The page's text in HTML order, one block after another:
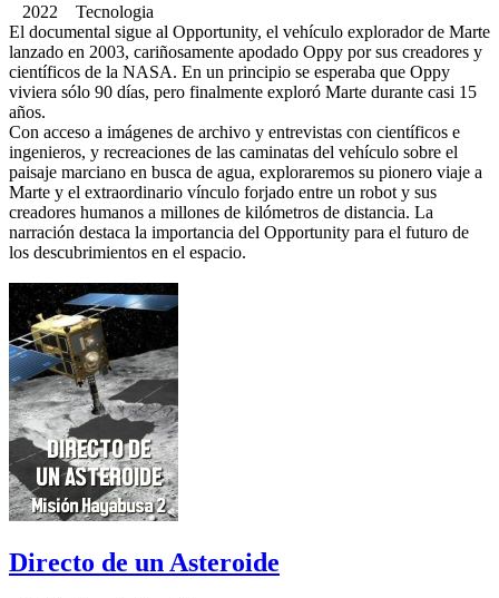
2022 Tecnologia
El documental sigue al Opportunity, el vehículo explorador de Marte
lanzado en 2003, cariñosamente apodado Oppy por sus creadores y
científicos de la NASA. En un principio se esperaba que Oppy
viviera sólo 90 días, pero finalmente exploró Marte durante casi 15
años.
Con acceso a imágenes de archivo y entrevistas con científicos e
ingenieros, y recreaciones de las caminatas del vehículo sobre el
paisaje marciano en busca de agua, exploraremos su pionero viaje a
Marte y el extraordinario vínculo forjado entre un robot y sus
creadores humanos a millones de kilómetros de distancia. La
narración destaca la importancia del Opportunity para el futuro de
los descubrimientos en el espacio.
Directo de un Asteroide